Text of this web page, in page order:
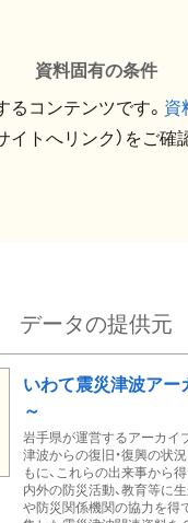
資料固有の条件
コンテンツです。 資
イトへリンク）をご確
データの提供元
いわて震災津波アー
～
岩手県が運営するアーカイ
津波からの復旧・復興の状
もに、これらの出来事から
内外の防災活動、教育等に
や防災関係機関の協力を得